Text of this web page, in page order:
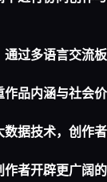
过多语言交流
品内涵与社会
据技术，创作
者开辟更广阔的